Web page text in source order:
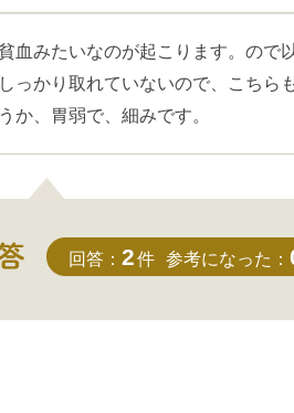
血みたいなのが起こります。ので
っかり取れていないので、こちら
か、胃弱で、細みです。
回答： 2件 参考になった：